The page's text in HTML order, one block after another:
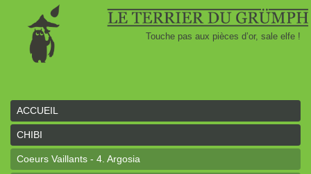
Touche pas aux pièces d’or, sale elfe !
ACCUEIL
CHIBI
Coeurs Vaillants - 4. Argosia